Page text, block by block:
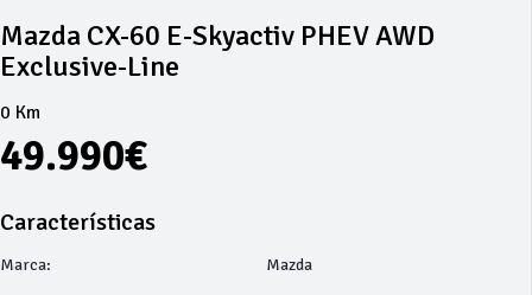
Mazda CX-60 E-Skyactiv PHEV AWD
Exclusive-Line
0 Km
49.990€
Características
Marca: Mazda